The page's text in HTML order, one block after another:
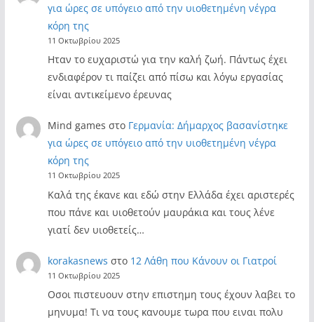
για ώρες σε υπόγειο από την υιοθετημένη νέγρα
κόρη της
11 Οκτωβρίου 2025
Ηταν το ευχαριστώ για την καλή ζωή. Πάντως έχει
ενδιαφέρον τι παίζει από πίσω και λόγω εργασίας
είναι αντικείμενο έρευνας
Mind games στο Γερμανία: Δήμαρχος βασανίστηκε
για ώρες σε υπόγειο από την υιοθετημένη νέγρα
κόρη της
11 Οκτωβρίου 2025
Καλά της έκανε και εδώ στην Ελλάδα έχει αριστερές
που πάνε και υιοθετούν μαυράκια και τους λένε
γιατί δεν υιοθετείς…
korakasnews στο 12 Λάθη που Κάνουν οι Γιατροί
11 Οκτωβρίου 2025
Οσοι πιστευουν στην επιστημη τους έχουν λαβει το
μηνυμα! Τι να τους κανουμε τωρα που ειναι πολυ